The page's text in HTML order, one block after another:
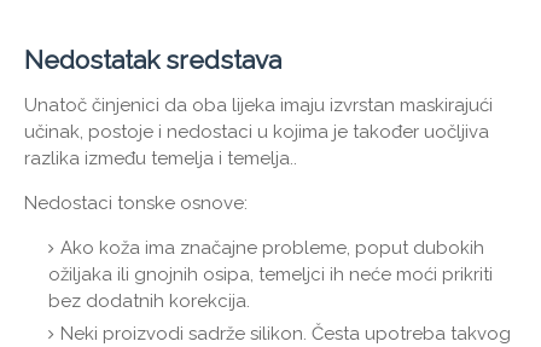
Nedostatak sredstava
Unatoč činjenici da oba lijeka imaju izvrstan maskirajući
učinak, postoje i nedostaci u kojima je također uočljiva
razlika između temelja i temelja..
Nedostaci tonske osnove:
Ako koža ima značajne probleme, poput dubokih
ožiljaka ili gnojnih osipa, temeljci ih neće moći prikriti
bez dodatnih korekcija.
Neki proizvodi sadrže silikon. Česta upotreba takvog